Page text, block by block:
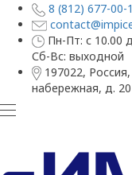
8 (812) 677-00-
Пн-Пт: с 10.00
Сб-Вс: выходной
197022,
набережная, д. 20